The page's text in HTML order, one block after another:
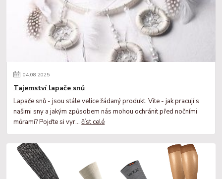
04.08.2025
Tajemství lapače snů
Lapače snů - jsou stále velice žádaný produkt. Víte - jak pracují s
našimi sny a jakým způsobem nás mohou ochránit před nočními
můrami? Pojďte si vyr...číst celé